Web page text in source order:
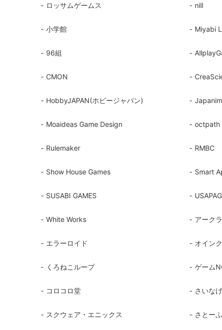
ロッサムゲームス nill
小学館 Miyabi
96組
CMON
HobbyJAPAN(ホビージャパン)
Moaideas Game Design octpath
Rulemaker RMBC
Show House Games Smart
SUSABI GAMES
White Works アーク
エラーロイド オイン
くろねこループ ゲーム
コロコロ堂 さいな
スクウェア・エニックス さとー